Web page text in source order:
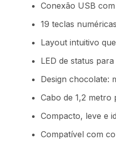
Conexão USB
19 teclas
Layout intuitivo
LED de status
Design chocolate:
Cabo de 1,2 metro
Compacto, leve e
Compatível com